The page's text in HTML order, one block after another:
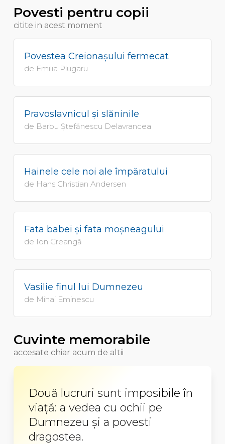
Povesti pentru copii
citite in acest moment
Povestea Creionaşului fermecat
de Emilia Plugaru
Pravoslavnicul şi slăninile
de Barbu Ştefănescu Delavrancea
Hainele cele noi ale împăratului
de Hans Christian Andersen
Fata babei şi fata moşneagului
de Ion Creangă
Vasilie finul lui Dumnezeu
de Mihai Eminescu
Cuvinte memorabile
accesate chiar acum de altii
Două lucruri sunt imposibile în
viață: a vedea cu ochii pe
Dumnezeu și a povesti
dragostea.